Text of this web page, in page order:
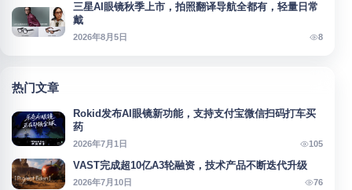
三星AI眼镜秋季上市，拍照翻译导航全都有，轻量日常
戴
2026年8月5日 8
热门文章
Rokid发布AI眼镜新功能，支持支付宝微信扫码打车买
药
2026年7月1日 105
VAST完成超10亿A3轮融资，技术产品不断迭代升级
2026年7月10日 76